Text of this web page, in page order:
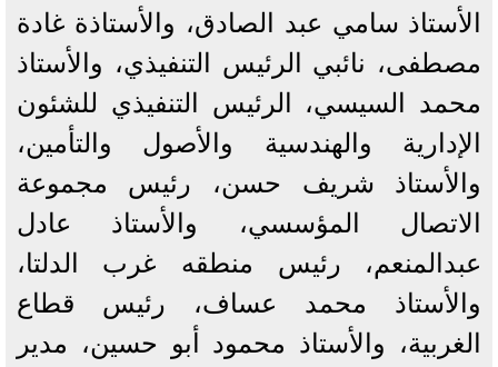
الأستاذ سامي عبد الصادق، والأستاذة غادة
مصطفى، نائبي الرئيس التنفيذي، والأستاذ
محمد السيسي، الرئيس التنفيذي للشئون
الإدارية والهندسية والأصول والتأمين،
والأستاذ شريف حسن، رئيس مجموعة
الاتصال المؤسسي، والأستاذ عادل
عبدالمنعم، رئيس منطقه غرب الدلتا،
والأستاذ محمد عساف، رئيس قطاع
الغربية، والأستاذ محمود أبو حسين، مدير